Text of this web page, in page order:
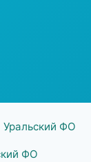
Уральский ФО
ФО